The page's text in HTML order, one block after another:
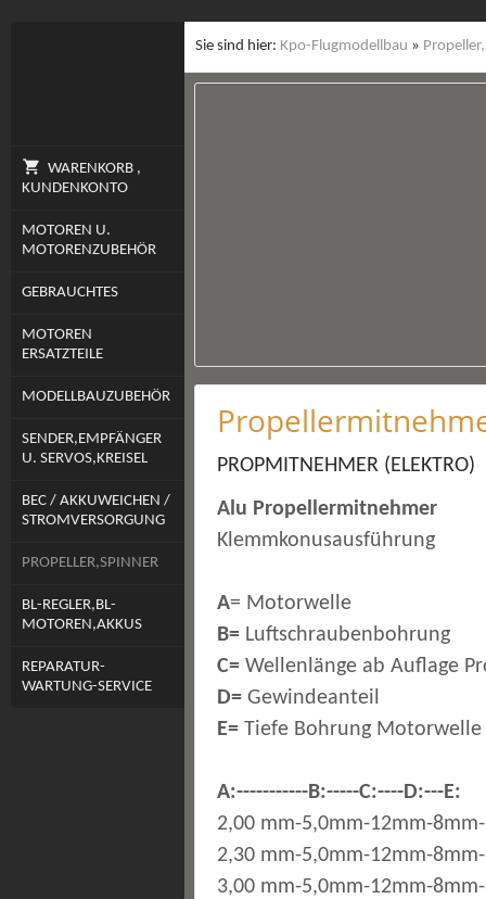
WARENKORB ,
KUNDENKONTO
MOTOREN U.
MOTORENZUBEHÖR
GEBRAUCHTES
MOTOREN
ERSATZTEILE
MODELLBAUZUBEHÖR
SENDER,EMPFÄNGER
U. SERVOS,KREISEL
BEC / AKKUWEICHEN /
STROMVERSORGUNG
PROPELLER,SPINNER
BL-REGLER,BL-
MOTOREN,AKKUS
REPARATUR-
WARTUNG-SERVICE
Sie sind hier: Kpo-Flugmodellbau »
PROPMITNEHMER (ELEKTRO)
Alu Propellermitnehmer
Klemmkonusausführung
A= Motorwelle
B= Luftschraubenbohrung
C= Wellenlänge ab Auflage
D= Gewindeanteil
E= Tiefe Bohrung Motorwelle
A:-----------B:-----C:----D:---E:
2,00 mm-5,0mm-12mm-
2,30 mm-5,0mm-12mm-
3,00 mm-5,0mm-12mm-